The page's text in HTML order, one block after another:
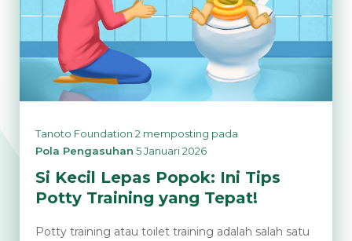
Tanoto Foundation 2 memposting pada
Pola Pengasuhan 5 Januari 2026
Si Kecil Lepas Popok: Ini Tips
Potty Training yang Tepat!
Potty training atau toilet training adalah salah satu